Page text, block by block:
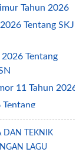
Tahun 2026
Tentang SKJ
Tentang
11 Tahun 2026
Tentang
Genap Pada
DAN TEKNIK
LAGU